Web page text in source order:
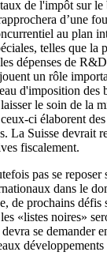
de l'impôt sur
d’une
au plan
telles que la
dépenses de
un rôle
d'imposition des
le soin de la
ci élaborent
La Suisse devrait
fiscalement.
pas se reposer
dans le
de prochains
«listes noires»
se demander